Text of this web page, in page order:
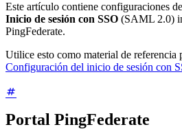
Este artículo contiene configuraciones
Inicio de sesión con SSO (SAML 2.0)
PingFederate.
Utilice esto como material de referencia
Configuración del inicio de sesión con
Portal PingFederate